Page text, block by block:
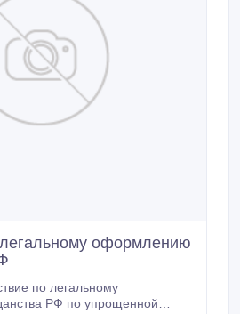
оформлению
по легальному
РФ по упрощенной